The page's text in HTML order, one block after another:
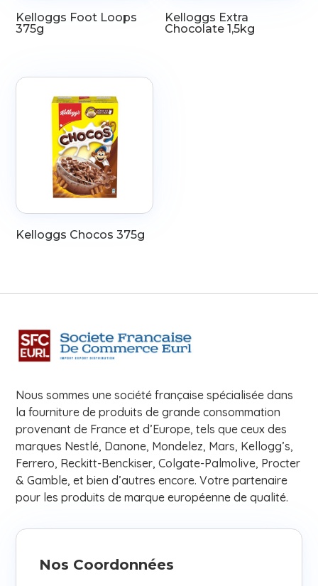
Kelloggs Foot Loops
375g
Kelloggs Extra
Chocolate 1,5kg
Kelloggs Chocos 375g
Nous sommes une société française spécialisée dans
la fourniture de produits de grande consommation
provenant de France et d’Europe, tels que ceux des
marques Nestlé, Danone, Mondelez, Mars, Kellogg’s,
Ferrero, Reckitt-Benckiser, Colgate-Palmolive, Procter
& Gamble, et bien d’autres encore. Votre partenaire
pour les produits de marque européenne de qualité.
Nos Coordonnées